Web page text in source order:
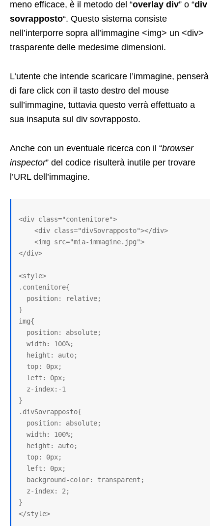
meno efficace, è il metodo del “overlay div” o “div
sovrapposto“. Questo sistema consiste
nell’interporre sopra all’immagine <img> un <div>
trasparente delle medesime dimensioni.
L’utente che intende scaricare l’immagine, penserà
di fare click con il tasto destro del mouse
sull’immagine, tuttavia questo verrà effettuato a
sua insaputa sul div sovrapposto.
Anche con un eventuale ricerca con il “browser
inspector” del codice risulterà inutile per trovare
l’URL dell’immagine.
<div class="contenitore">
</div>
<style>
.contenitore{
}
img{
}
.divSovrapposto{
}
</style>